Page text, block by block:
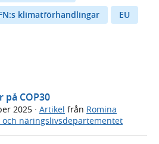
klimatförhandlingar
EU
på COP30
2025 · Artikel från Romina
och näringslivsdepartementet